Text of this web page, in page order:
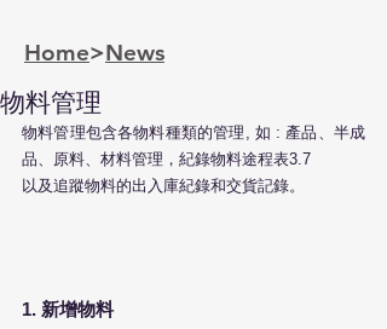
Home>News
物料管理
物料管理包含各物料種類的管理, 如 : 產品、半成
品、原料、材料管理，紀錄物料途程表3.7
以及追蹤物料的出入庫紀錄和交貨記錄。
1. 新增物料